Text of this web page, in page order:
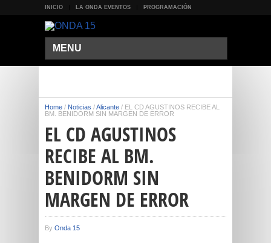
INICIO LA ONDA EVENTOS PROGRAMACIÓN
MENU
Home / Noticias /Alicante / EL CD AGUSTINOS RECIBE AL
BM. BENIDORM SIN MARGEN DE ERROR
EL CD AGUSTINOS
RECIBE AL BM.
BENIDORM SIN
MARGEN DE ERROR
By Onda 15